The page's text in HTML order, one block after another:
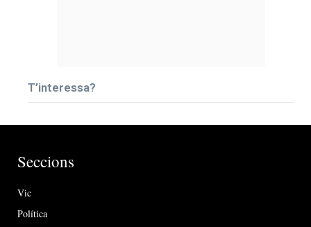
T’interessa?
Seccions
Vic
Política